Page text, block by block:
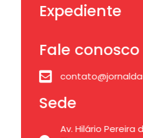
Expediente
Fale conosco
Sede
Av. Hilário Pereira